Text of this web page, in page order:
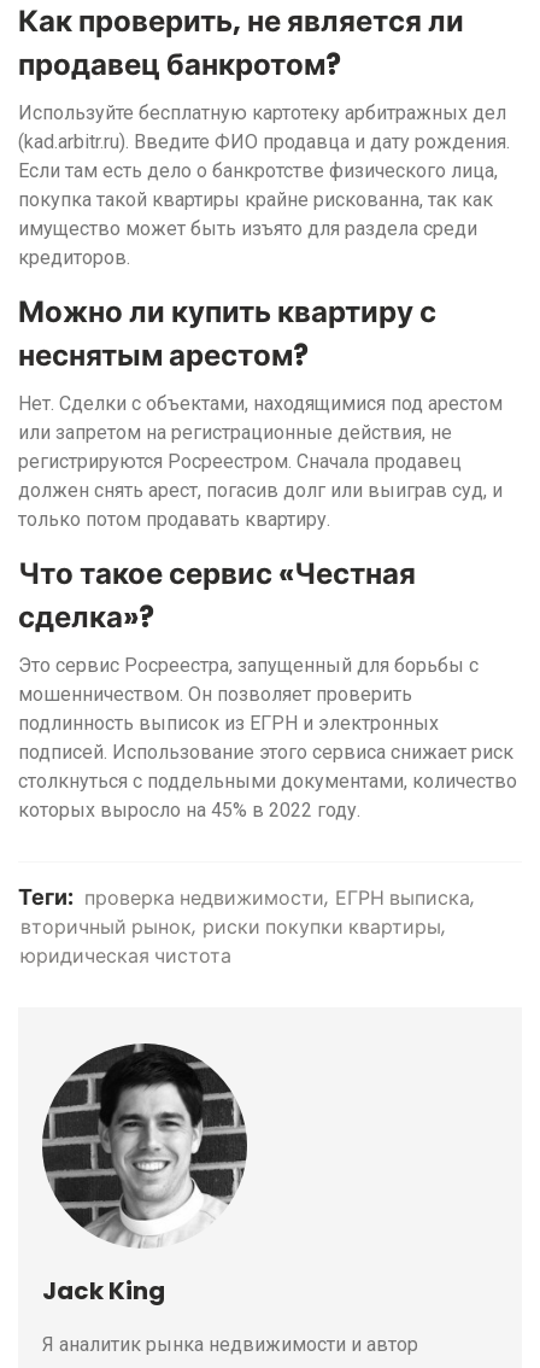
Как проверить, не является ли
продавец банкротом?
Используйте бесплатную картотеку арбитражных дел
(kad.arbitr.ru). Введите ФИО продавца и дату рождения.
Если там есть дело о банкротстве физического лица,
покупка такой квартиры крайне рискованна, так как
имущество может быть изъято для раздела среди
кредиторов.
Можно ли купить квартиру с
неснятым арестом?
Нет. Сделки с объектами, находящимися под арестом
или запретом на регистрационные действия, не
регистрируются Росреестром. Сначала продавец
должен снять арест, погасив долг или выиграв суд, и
только потом продавать квартиру.
Что такое сервис «Честная
сделка»?
Это сервис Росреестра, запущенный для борьбы с
мошенничеством. Он позволяет проверить
подлинность выписок из ЕГРН и электронных
подписей. Использование этого сервиса снижает риск
столкнуться с поддельными документами, количество
которых выросло на 45% в 2022 году.
Теги: проверка недвижимости ЕГРН выписка
вторичный рынок риски покупки квартиры
юридическая чистота
Jack King
Я аналитик рынка недвижимости и автор